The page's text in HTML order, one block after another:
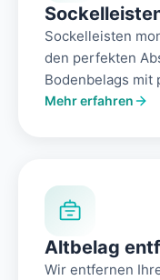
Sockelleisten
den perfekten
Bodenbelags mit
Mehr erfahren
Altbelag
Wir entfernen